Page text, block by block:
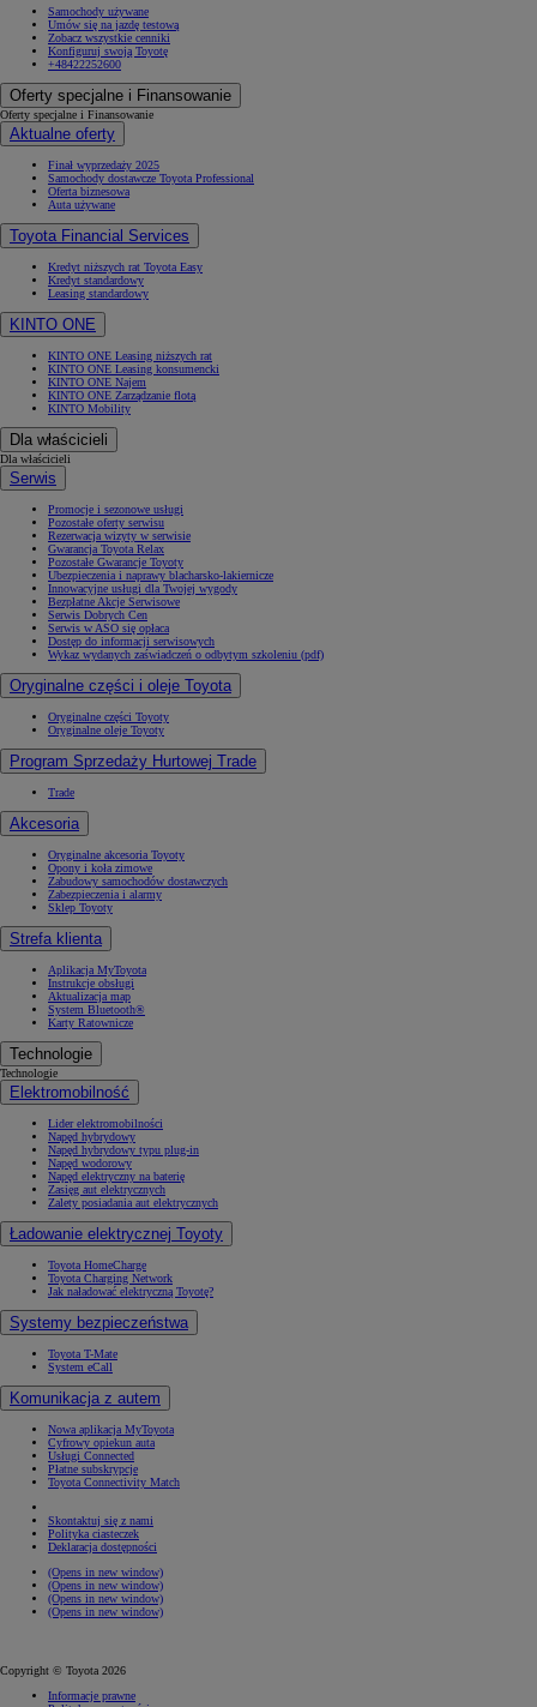
Samochody używane
Umów się na jazdę testową
Zobacz wszystkie cenniki
Konfiguruj swoją Toyotę
+48422252600
Oferty specjalne i Finansowanie
Oferty specjalne i Finansowanie
Aktualne oferty
Finał wyprzedaży 2025
Samochody dostawcze Toyota Professional
Oferta biznesowa
Auta używane
Toyota Financial Services
Kredyt niższych rat Toyota Easy
Kredyt standardowy
Leasing standardowy
KINTO ONE
KINTO ONE Leasing niższych rat
KINTO ONE Leasing konsumencki
KINTO ONE Najem
KINTO ONE Zarządzanie flotą
KINTO Mobility
Dla właścicieli
Dla właścicieli
Serwis
Promocje i sezonowe usługi
Pozostałe oferty serwisu
Rezerwacja wizyty w serwisie
Gwarancja Toyota Relax
Pozostałe Gwarancje Toyoty
Ubezpieczenia i naprawy blacharsko-lakiernicze
Innowacyjne usługi dla Twojej wygody
Bezpłatne Akcje Serwisowe
Serwis Dobrych Cen
Serwis w ASO się opłaca
Dostęp do informacji serwisowych
Wykaz wydanych zaświadczeń o odbytym szkoleniu (pdf)
Oryginalne części i oleje Toyota
Oryginalne części Toyoty
Oryginalne oleje Toyoty
Program Sprzedaży Hurtowej Trade
Trade
Akcesoria
Oryginalne akcesoria Toyoty
Opony i koła zimowe
Zabudowy samochodów dostawczych
Zabezpieczenia i alarmy
Sklep Toyoty
Strefa klienta
Aplikacja MyToyota
Instrukcje obsługi
Aktualizacja map
System Bluetooth®
Karty Ratownicze
Technologie
Technologie
Elektromobilność
Lider elektromobilności
Napęd hybrydowy
Napęd hybrydowy typu plug-in
Napęd wodorowy
Napęd elektryczny na baterię
Zasięg aut elektrycznych
Zalety posiadania aut elektrycznych
Ładowanie elektrycznej Toyoty
Toyota HomeCharge
Toyota Charging Network
Jak naładować elektryczną Toyotę?
Systemy bezpieczeństwa
Toyota T-Mate
System eCall
Komunikacja z autem
Nowa aplikacja MyToyota
Cyfrowy opiekun auta
Usługi Connected
Płatne subskrypcje
Toyota Connectivity Match
Skontaktuj się z nami
Polityka ciasteczek
Deklaracja dostępności
(Opens in new window)
(Opens in new window)
(Opens in new window)
(Opens in new window)
Copyright © Toyota 2026
Informacje prawne